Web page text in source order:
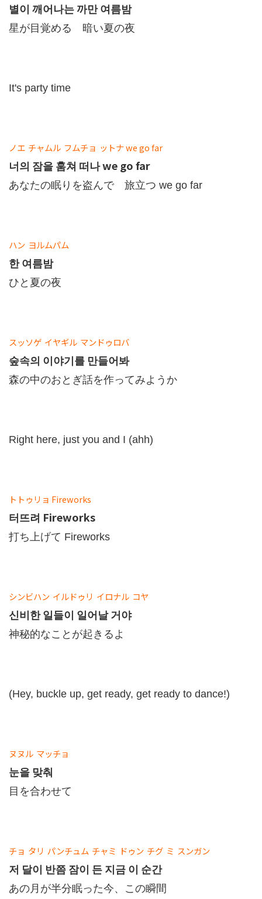
별이 깨어나는 까만 여름밤
星が目覚める 暗い夏の夜
It's party time
ノエ チャムル フムチョ ットナwe go far
너의 잠을 훔쳐 떠나 we go far
あなたの眠りを盗んで 旅立つ we go far
ハン ヨルムパム
한 여름밤
ひと夏の夜
スッソゲ イヤギル マンドゥロバ
숲속의 이야기를 만들어봐
森の中のおとぎ話を作ってみようか
Right here, just you and I (ahh)
トトゥリョ Fireworks
터뜨려 Fireworks
打ち上げて Fireworks
シンビハン イルドゥリ イロナル コヤ
신비한 일들이 일어날 거야
神秘的なことが起きるよ
(Hey, buckle up, get ready, get ready to dance!)
ヌヌル マッチョ
눈을 맞춰
目を合わせて
チョ タリ パンチュム チャミ ドゥン チグ ミ スンガン
저 달이 반쯤 잠이 든 지금 이 순간
あの月が半分眠った今、この瞬間